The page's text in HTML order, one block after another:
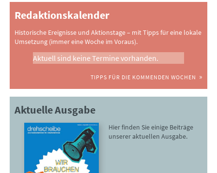
Redaktionskalender
Historische Ereignisse und Aktionstage – mit Tipps für eine lokale
Umsetzung (immer eine Woche im Voraus).
Aktuell sind keine Termine vorhanden.
TIPPS FÜR DIE KOMMENDEN WOCHEN
Aktuelle Ausgabe
Hier finden Sie einige Beiträge
unserer aktuellen Ausgabe.